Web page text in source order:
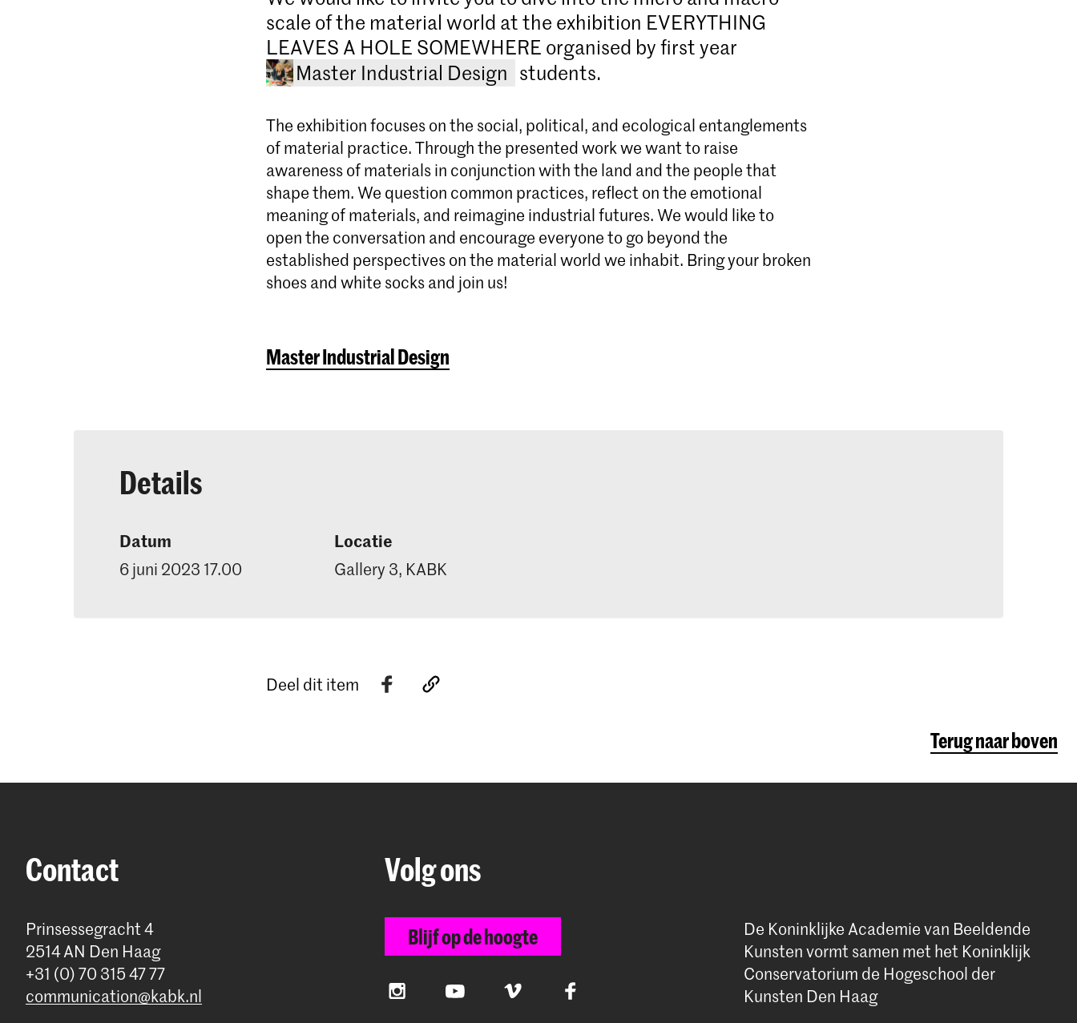
scale of the material world at the exhibition EVERYTHING
LEAVES A HOLE SOMEWHERE organised by first year
Master Industrial Design
Master Industrial Design
Meld je direct aan!
students.
The exhibition focuses on the social, political, and ecological entanglements
of material practice. Through the presented work we want to raise
awareness of materials in conjunction with the land and the people that
shape them. We question common practices, reflect on the emotional
meaning of materials, and reimagine industrial futures. We would like to
open the conversation and encourage everyone to go beyond the
established perspectives on the material world we inhabit. Bring your broken
shoes and white socks and join us!
Master Industrial Design
Details
Datum
6 juni 2023 17.00
Locatie
Gallery 3, KABK
Deel dit item
Terug naar boven
Contact
Prinsessegracht 4
2514 AN Den Haag
+31 (0) 70 315 47 77
communication@kabk.nl
Volg ons
Blijf op de hoogte
InstagramYouTube Vimeo Facebook
De Koninklijke Academie van Beeldende
Kunsten vormt samen met het Koninklijk
Conservatorium de Hogeschool der
Kunsten Den Haag